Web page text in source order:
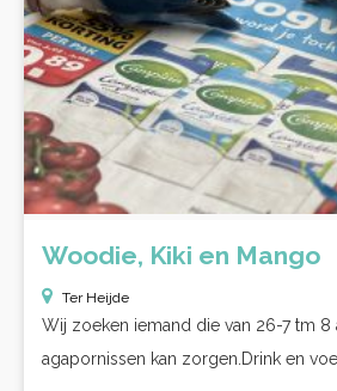
Woodie, Kiki en Mango
Ter Heijde
Wij zoeken iemand die van 26-7 tm
agapornissen kan zorgen.Drink en